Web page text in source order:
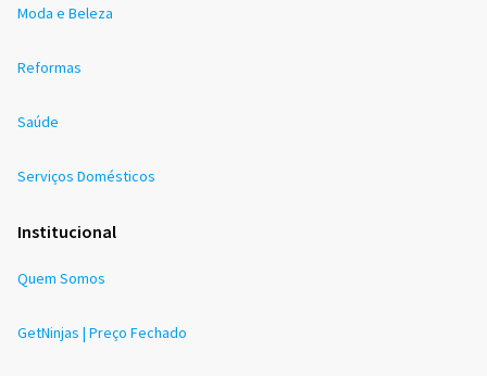
Moda e Beleza
Reformas
Saúde
Serviços Domésticos
Institucional
Quem Somos
GetNinjas | Preço Fechado